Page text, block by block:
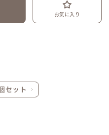
お気に入り
セット